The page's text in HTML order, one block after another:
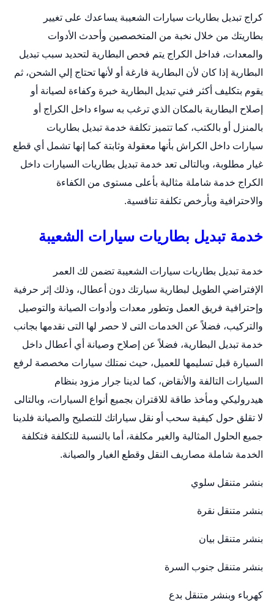
كراج تبديل بطاريات سيارات الشعيبة يساعدك على تغيير
بطاريتك من خلال نخبة من المتخصصين وأحدث الأدوات
والمعدات، فداخل الكراج يتم فحص البطارية لتحديد سبب تبديل
البطارية إذا كان لأن البطارية فارغة أو لأنها تحتاج إلي الشحن، ثم
يقوم بتكليف أكثر فني تبديل البطارية خبرة وكفاءة لصيانة أو
إصلاح البطارية بالمكان الذي ترغب به سواء داخل الكراج أو
بالمنزل أو بالكتب، كما تتميز تكلفة خدمة تبديل بطاريات
سيارات داخل الكراش بأنها معقولة وثابتة كما إنها تشمل أي قطع
غيار مطلوبة، وبالتالى تعد خدمة تبديل بطاريات السيارات داخل
الكراج خدمة شاملة مثالية بأعلى مستوى من الكفاءة
والاحترافية وبأرخص تكلفة تنافسية.
خدمة تبديل بطاريات سيارات الشعيبة
خدمة تبديل بطاريات سيارات الشعيبة تضمن لك العمر
الإفتراضي الطويل لبطارية سيارتك دون أعطال، وذلك إثر حرفية
وإحترافية فريق العمل وتطور معدات وأدوات الصيانة والتوصيل
والتركيب، فضلاً عن الخدمات التى لا حصر لها التى نقدمها بجانب
خدمة تبديل البطارية، فضلاً عن إصلاح وصيانة أي أعطال داخل
السيارة قبل تسليمها للعميل، حيث نمتلك سيارات مخصصة لرفع
السيارات التالفة والأنقاض، كما لدينا جرار مزود بنظام
هيدروليكي ومأخذ طاقة للاقتران بجميع أنواع السيارات، وبالتالى
لا تقلق حول كيفية سحب أو نقل سياراتك للتصليح والصيانة فلدينا
جميع الحلول المثالية والغير مكلفة، أما بالنسبة للتكلفة فتكلفة
الخدمة شاملة مصاريف النقل وقطع الغيار والصيانة.
بنشر متنقل سلوي
بنشر متنقل نقرة
بنشر متنقل بيان
بنشر متنقل جنوب السرة
كهرباء وبنشر متنقل بدع